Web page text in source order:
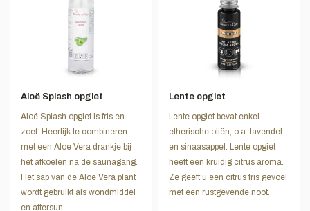
Aloë Splash opgiet
Aloë Splash opgiet is fris en
zoet. Heerlijk te combineren
met een Aloe Vera drankje bij
het afkoelen na de saunagang.
Het sap van de Aloë Vera plant
wordt gebruikt als wondmiddel
en aftersun.
Lente opgiet
Lente opgiet bevat enkel
etherische oliën, o.a. lavendel
en sinaasappel. Lente opgiet
heeft een kruidig citrus aroma.
Ze geeft u een citrus fris gevoel
met een rustgevende noot.